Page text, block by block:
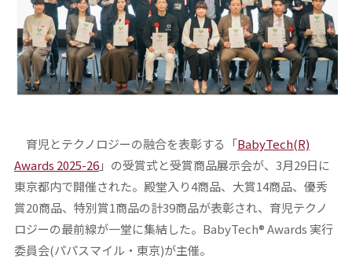
育児とテクノロジーの融合を表彰する「BabyTech(R)
Awards 2025-26」の受賞式と受賞商品展示会が、3月29日に
東京都内で開催された。殿堂入り4商品、大賞14商品、優秀
賞20商品、特別賞1商品の計39商品が表彰され、育児テクノ
ロジーの最前線が一堂に集結した。BabyTech® Awards 実行
委員会(パパスマイル・東京)が主催。